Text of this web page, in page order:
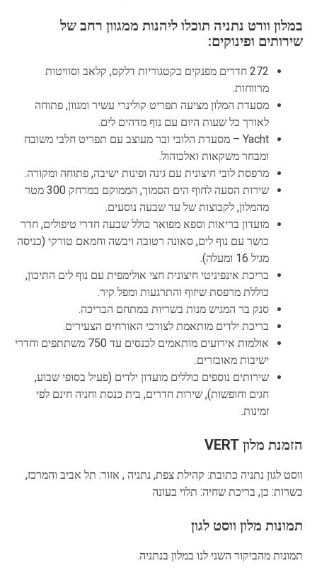
במלון וורט נתניה תוכלו ליהנות ממגוון רחב של
שירותים ופינוקים:
272 חדרים מפנקים בקטגוריות דלקס, קלאב וסוויטות
מרווחות.
מסעדת המלון מציעה תפריט קולינרי עשיר ומגוון, פתוחה
לאורך כל שעות היום עם נוף מדהים לים.
Yacht – מסעדת הלובי ובר מעוצב עם תפריט חלבי משובח
ומבחר משקאות ואלכוהול.
מרפסת לובי חיצונית עם גינה ופינות ישיבה, פתוחה ומקורה.
שירות הסעה לחוף הים הסמוך, הממוקם במרחק 300 מטר
מהמלון, לקבוצות של עד שבעה נוסעים.
מועדון בריאות וספא מפואר כולל שבעה חדרי טיפולים, חדר
כושר עם נוף לים, סאונה רטובה ויבשה וחמאם טורקי (כניסה
מגיל 16 ומעלה).
בריכת אינפיניטי חיצונית חצי אולימפית עם נוף לים התיכון,
כוללת מרפסת שיזוף והתרגעות ומפל קיר.
סנק בר המגיש מנות בשריות במתחם הבריכה.
בריכת ילדים מותאמת לצורכי האורחים הצעירים.
אולמות אירועים מותאמים לכנסים עד 750 משתתפים וחדרי
ישיבות מאובזרים.
שירותים נוספים כוללים מועדון ילדים (פעיל בסופי שבוע,
חגים וחופשות), שירות חדרים, בית כנסת וחניה חינם לפי
זמינות.
הזמנת מלון VERT
ווסט לגון נתניה כתובת: קהילת צפת, נתניה , אזור: תל אביב והמרכז,
כשרות: כן, בריכת שחיה: תלוי בעונה
תמונות מלון ווסט לגון
תמונות מהביקור השני לנו במלון בנתניה.